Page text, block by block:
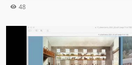
48